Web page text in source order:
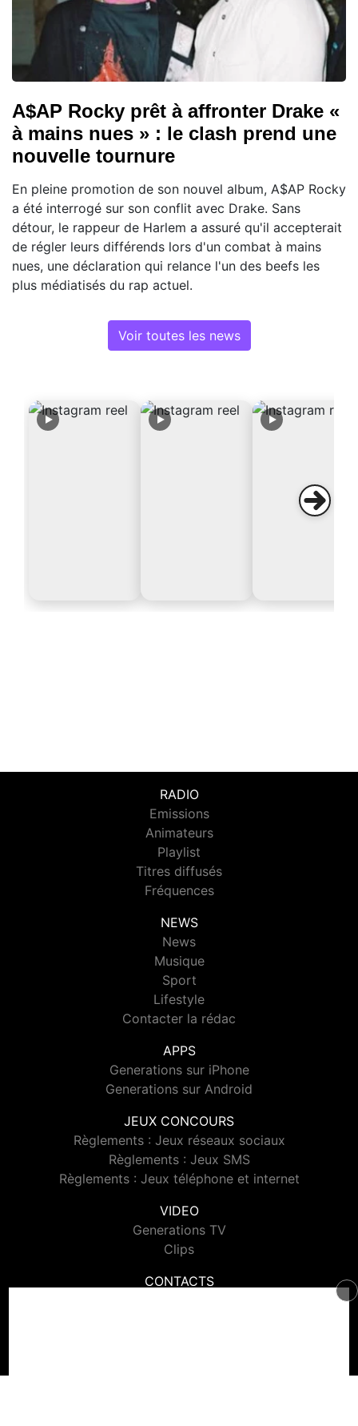
A$AP Rocky prêt à affronter Drake «
à mains nues » : le clash prend une
nouvelle tournure
En pleine promotion de son nouvel album, A$AP Rocky
a été interrogé sur son conflit avec Drake. Sans
détour, le rappeur de Harlem a assuré qu'il accepterait
de régler leurs différends lors d'un combat à mains
nues, une déclaration qui relance l'un des beefs les
plus médiatisés du rap actuel.
Voir toutes les news
RADIO
Emissions
Animateurs
Playlist
Titres diffusés
Fréquences
NEWS
News
Musique
Sport
Lifestyle
Contacter la rédac
APPS
Generations sur iPhone
Generations sur Android
JEUX CONCOURS
Règlements : Jeux réseaux sociaux
Règlements : Jeux SMS
Règlements : Jeux téléphone et internet
VIDEO
Generations TV
Clips
CONTACTS